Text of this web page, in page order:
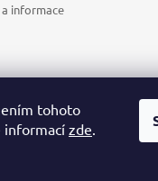
tohoto
informací zde.
informace